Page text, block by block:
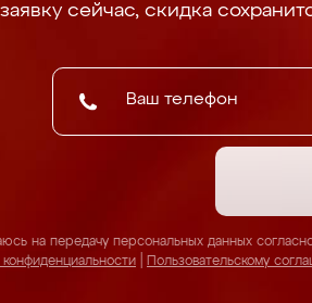
сейчас, скидка
на передачу персональных данных
конфиденциальности
Пользовательскому